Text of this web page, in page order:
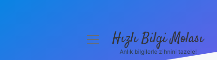
menüyüHızlı Bilgi Molası
Anlık bilgilerle zihnini tazele!